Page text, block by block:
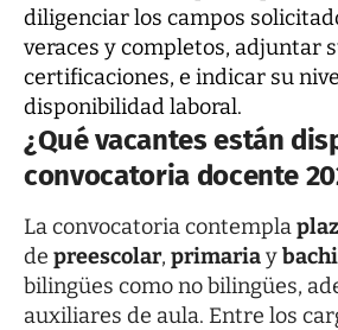
diligenciar los campos
veraces y completos, adjuntar
certificaciones, e indicar su
disponibilidad laboral.
¿Qué vacantes están
convocatoria docente
La convocatoria contempla
de preescolar, primariay
bilingües como no bilingües,
auxiliares de aula. Entre los